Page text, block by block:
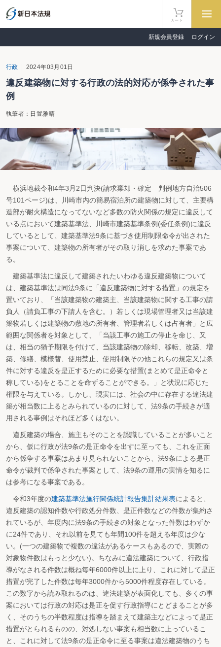
カート
新規会員登録 ログイン
行政 2024年03月01日
違反建築物に対する行政の法的対応が係争された事
例
執筆者：日置雅晴
横浜地裁令和4年3月2日判決(請求棄却・確定 判例地方自治506
号101ページ)は、川崎市内の簡易宿泊所の建築物に対して、主要構
造部が耐火構造になってないなど多数の防火関係の規定に違反して
いる点において建築基準法、川崎市建築基準条例(委任条例)に違反
しているとして、建築基準法9条に基づき使用制限命令が出された
事案について、建築物の所有者がその取り消しを求めた事案であ
る。
建築基準法に違反して建築されたいわゆる違反建築物について
は、建築基準法は同法9条に「違反建築物に対する措置」の規定を
置いており、「当該建築物の建築主、当該建築物に関する工事の請
負人（請負工事の下請人を含む。）若しくは現場管理者又は当該建
築物若しくは建築物の敷地の所有者、管理者若しくは占有者」と広
範囲な関係者を対象として、「当該工事の施工の停止を命じ、又
は、相当の猶予期限を付けて、当該建築物の除却、移転、改築、増
築、修繕、模様替、使用禁止、使用制限その他これらの規定又は条
件に対する違反を是正するために必要な措置(まとめて是正命令と
称している)をとることを命ずることができる。」と状況に応じた
権限を与えている。しかし、現実には、社会の中に存在する違法建
築が相当数に上るとみられているのに対して、法9条の手続きが適
用される事例はそれほど多くはない。
違反建築の場合、施主もそのことを認識していることが多いこと
から、仮に行政が法9条の是正命令を出すに至っても、これを正面
から係争する事案はあまり見られないことから、法9条による是正
命令が裁判で係争された事案として、法9条の運用の実情を知るに
は参考になる事案である。
令和3年度の建築基準法施行関係統計報告集計結果表によると、
違反建築の認知件数や行政処分件数、是正件数などの件数が集約さ
れているが、年度内に法9条の手続きの対象となった件数はわずか
に24件であり、それ以前を見ても年間100件を超える年度は少な
い。(一つの建築物で複数の違法があるケースもあるので、実際の
対象物件数はもっと少ない)。ちなみに違法建築について、行政指
導がなされる件数は概ね毎年6000件以上に上り、これに対して是正
措置が完了した件数は毎年3000件から5000件程度存在している。
この数字から読み取れるのは、違法建築が表面化しても、多くの事
案においては行政の対応は是正を促す行政指導にとどまることが多
く、そのうちの半数程度は指導を踏まえて建築主などによって是正
措置がとられるものの、対処しない事案も相当数に上っているこ
と、これに対して法9条の是正命令に至る事案は違法建築物のうち